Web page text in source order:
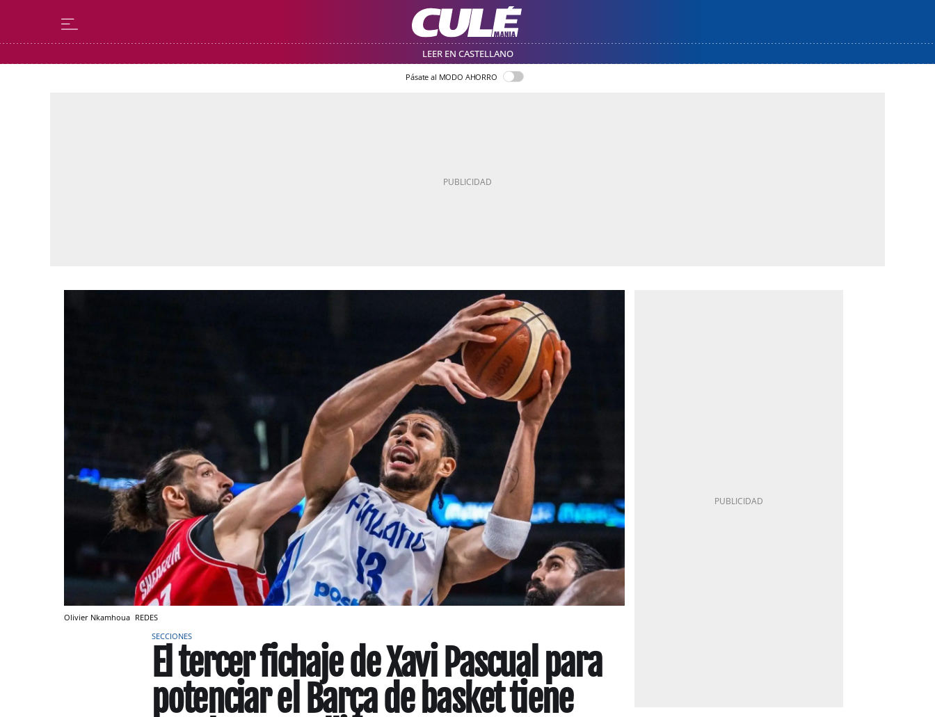
LEER EN CASTELLANO
Pásate al MODO AHORRO
Olivier Nkamhoua REDES
SECCIONES
El tercer fichaje de Xavi Pascual para
potenciar el Barça de basket tiene